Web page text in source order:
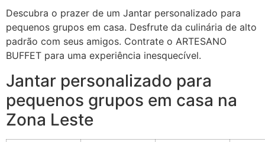
Descubra o prazer de um Jantar personalizado para
pequenos grupos em casa. Desfrute da culinária de alto
padrão com seus amigos. Contrate o ARTESANO
BUFFET para uma experiência inesquecível.
Jantar personalizado para
pequenos grupos em casa na
Zona Leste